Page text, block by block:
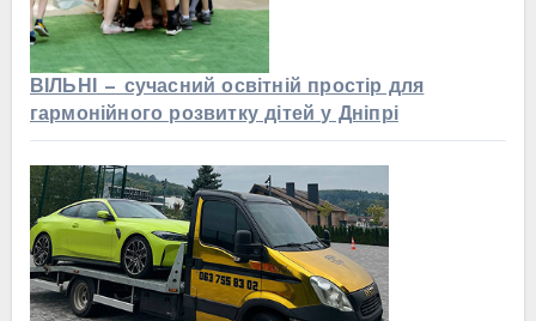
ВІЛЬНІ — сучасний освітній простір для
гармонійного розвитку дітей у Дніпрі